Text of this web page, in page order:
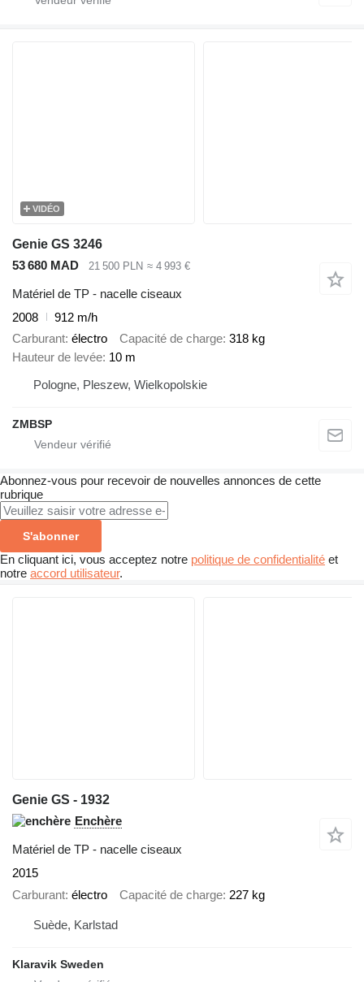
VIDÉO
Genie GS 3246
53 680 MAD
21 500 PLN ≈ 4 993 €
Matériel de TP - nacelle ciseaux
2008
912 m/h
Carburant électro Capacité de charge 318 kg
Hauteur de levée 10 m
Pologne, Pleszew, Wielkopolskie
ZMBSP
Abonnez-vous pour recevoir de nouvelles annonces de cette
rubrique
S'abonner
En cliquant ici, vous acceptez notre politique de confidentialité et
notre accord utilisateur.
Genie GS - 1932
Enchère
Matériel de TP - nacelle ciseaux
2015
Carburant électro Capacité de charge 227 kg
Suède, Karlstad
Klaravik Sweden